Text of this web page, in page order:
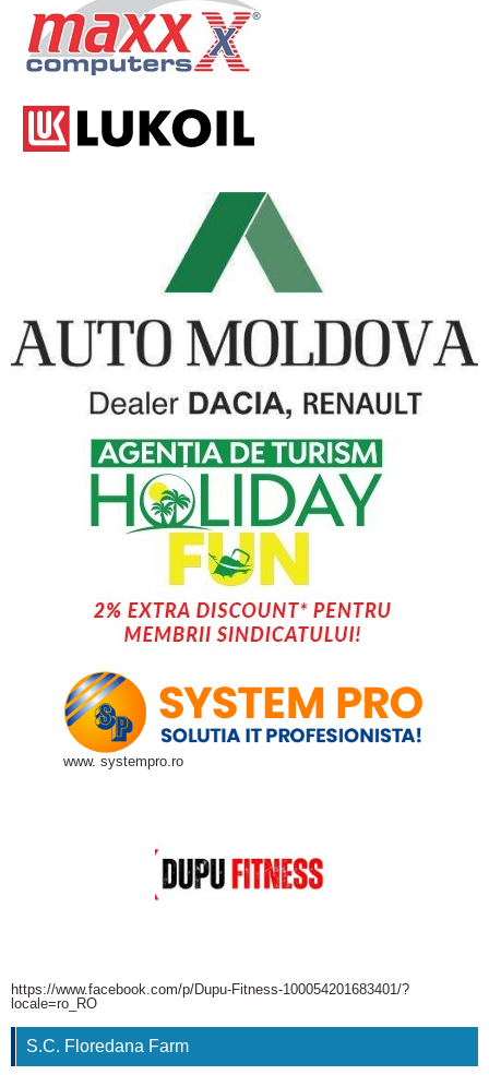
www. systempro.ro
https://www.facebook.com/p/Dupu-Fitness-100054201683401/?
locale=ro_RO
S.C. Floredana Farm